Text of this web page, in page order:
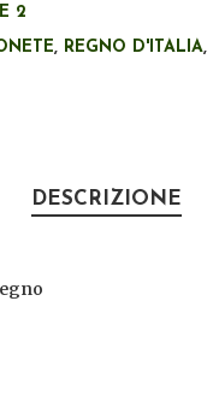
2
, REGNO D'ITALIA,
DESCRIZIONE